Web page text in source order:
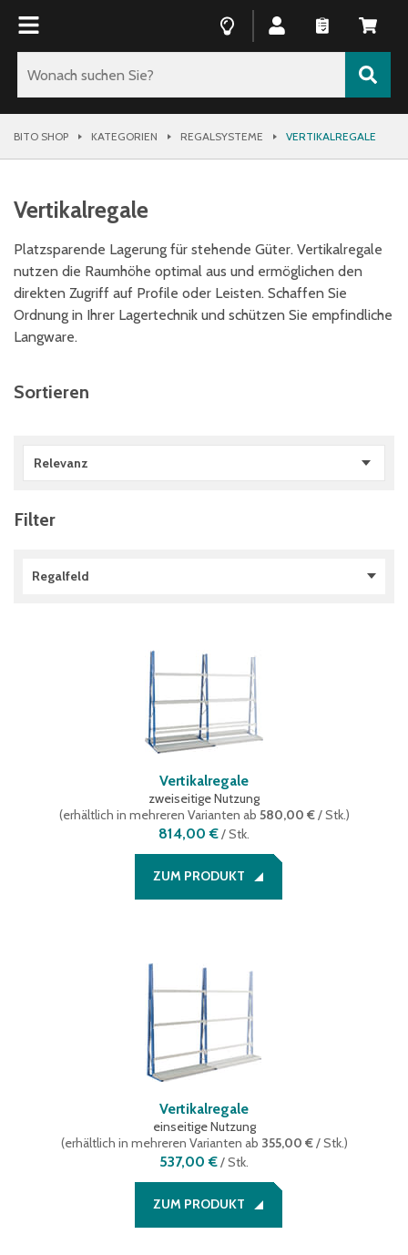
BITO SHOP KATEGORIEN REGALSYSTEME VERTIKALREGALE
Vertikalregale
Platzsparende Lagerung für stehende Güter. Vertikalregale
nutzen die Raumhöhe optimal aus und ermöglichen den
direkten Zugriff auf Profile oder Leisten. Schaffen Sie
Ordnung in Ihrer Lagertechnik und schützen Sie empfindliche
Langware.
Sortieren
Relevanz
Filter
Regalfeld
Vertikalregale
zweiseitige Nutzung
(erhältlich in mehreren Varianten ab 580,00 €/ Stk.)
814,00 €/Stk.
ZUM PRODUKT
Vertikalregale
einseitige Nutzung
(erhältlich in mehreren Varianten ab 355,00 €/ Stk.)
537,00 €/Stk.
ZUM PRODUKT